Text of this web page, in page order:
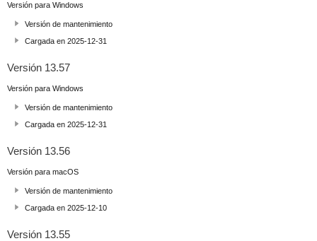
Versión para Windows
Versión de mantenimiento
Cargada en 2025-12-31
Versión 13.57
Versión para Windows
Versión de mantenimiento
Cargada en 2025-12-31
Versión 13.56
Versión para macOS
Versión de mantenimiento
Cargada en 2025-12-10
Versión 13.55